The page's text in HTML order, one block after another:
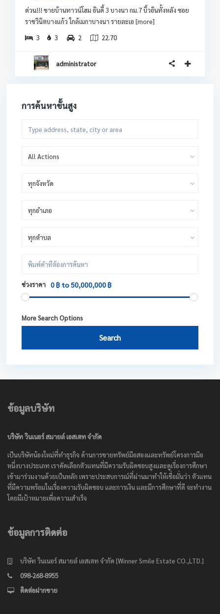
ด่วน!!! ขายบ้านทาวน์โฮม อินดี้ 3 บางนา กม.7 บิ้วอินทั้งหลัง ซอย
ราชวินิตบางแก้ว ใกล้เมกาบางนา รายละเอ [more]
3
3 2 22.70
administrator
การค้นหาขั้นสูง
All Actions
ทุกจังหวัด
ทุกอำเภอ
ทุกตำบล
ช่วงราคา 0 ฿ to 50,000,000 ฿
More Search Options
Search
ข้อมูลบริษัท
บริษัท วินเนอร์ สมายล์ เอสเตท จำกัด
เป็นบริษัทน้องใหม่ที่ทำธุรกิจ ด้านการขายทรัพย์มือสองและทรัพย์โครงการมือ
หนึ่งบางประเภท เราคัดเลือกตัวแทนที่มีความรับผิดชอบสูงและดูเรื่องการศึกษา
เข้ามาร่วมงานด้วยเป็นหลัก เพราะประสบการณ์ที่ผ่านมาทำให้เชื่อมั่นว่า ตัวแทน
ที่มีความพร้อมในเรื่องความรับผิดชอบ และการเงิน และมีการศึกษาที่ดี จะทำงาน
โดยมีเป้าหมายเพื่อความสำเร็จ
ข้อมูลการติดต่อ
บริษัท วินเนอร์ สมายล์ เอสเตท จำกัด [Winner Smile Estate CO.,LTD.]
098-268-8955
ติดต่อฝากขาย